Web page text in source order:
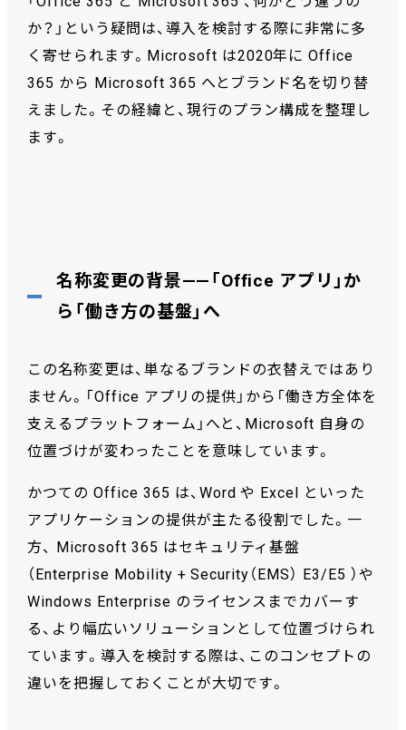
か？」という疑問は、導入を検討する際に非常に多
く寄せられます。Microsoft は2020年に Office
365 から Microsoft 365 へとブランド名を切り替
えました。その経緯と、現行のプラン構成を整理し
ます。
名称変更の背景——「Office アプリ」か
ら「働き方の基盤」へ
この名称変更は、単なるブランドの衣替えではあり
ません。「Office アプリの提供」から「働き方全体を
支えるプラットフォーム」へと、Microsoft 自身の
位置づけが変わったことを意味しています。
かつての Office 365 は、Word や Excel といった
アプリケーションの提供が主たる役割でした。一
方、 Microsoft 365 はセキュリティ基盤
（Enterprise Mobility + Security（EMS） E3/E5 ）や
Windows Enterprise のライセンスまでカバーす
る、より幅広いソリューションとして位置づけられ
ています。導入を検討する際は、このコンセプトの
違いを把握しておくことが大切です。